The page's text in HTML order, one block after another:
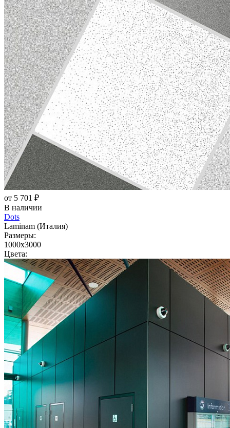
от 5 701 ₽
В наличии
Dots
Laminam (Италия)
Размеры:
1000x3000
Цвета: